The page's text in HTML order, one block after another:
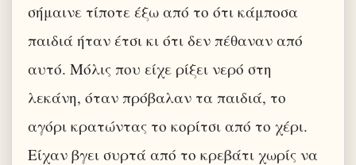
σήμαινε τίποτε έξω από το ότι κάμποσα
παιδιά ήταν έτσι κι ότι δεν πέθαναν από
αυτό. Μόλις που είχε ρίξει νερό στη
λεκάνη, όταν πρόβαλαν τα παιδιά, το
αγόρι κρατώντας το κορίτσι από το χέρι.
Είχαν βγει συρτά από το κρεβάτι χωρίς να